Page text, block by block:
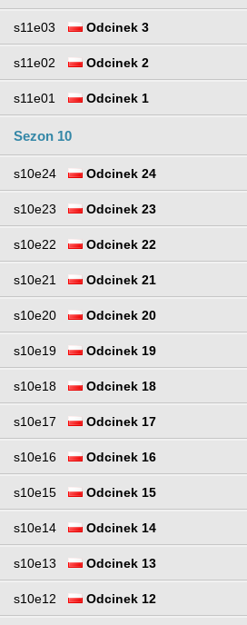
s11e03 Odcinek 3
s11e02 Odcinek 2
s11e01 Odcinek 1
Sezon 10
s10e24 Odcinek 24
s10e23 Odcinek 23
s10e22 Odcinek 22
s10e21 Odcinek 21
s10e20 Odcinek 20
s10e19 Odcinek 19
s10e18 Odcinek 18
s10e17 Odcinek 17
s10e16 Odcinek 16
s10e15 Odcinek 15
s10e14 Odcinek 14
s10e13 Odcinek 13
s10e12 Odcinek 12